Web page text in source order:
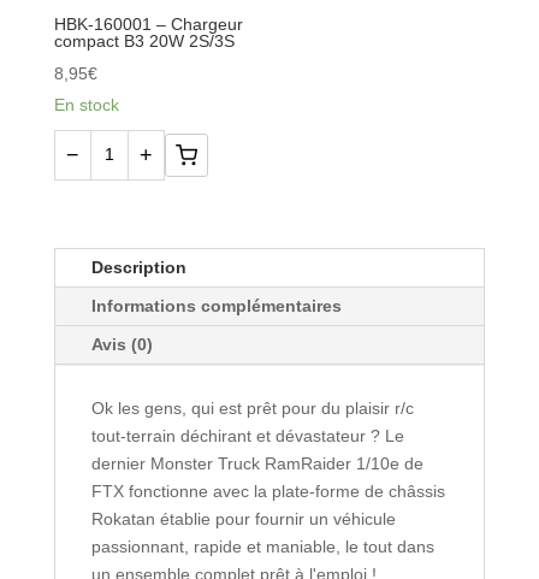
3500mAh
30C
Hardcase
HBK-160001 – Chargeur
compact B3 20W 2S/3S
8,95€
En stock
160001
Chargeur
− +
Description
Informations complémentaires
Avis (0)
Ok les gens, qui est prêt pour du plaisir r/c
tout-terrain déchirant et dévastateur ? Le
dernier Monster Truck RamRaider 1/10e de
FTX fonctionne avec la plate-forme de châssis
Rokatan établie pour fournir un véhicule
passionnant, rapide et maniable, le tout dans
un ensemble complet prêt à l'emploi !